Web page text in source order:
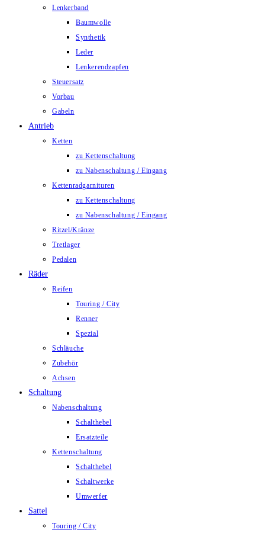
Lenkerband
Baumwolle
Synthetik
Leder
Lenkerendzapfen
Steuersatz
Vorbau
Gabeln
Antrieb
Ketten
zu Kettenschaltung
zu Nabenschaltung / Eingang
Kettenradgarnituren
zu Kettenschaltung
zu Nabenschaltung / Eingang
Ritzel/Kränze
Tretlager
Pedalen
Räder
Reifen
Touring / City
Renner
Spezial
Schläuche
Zubehör
Achsen
Schaltung
Nabenschaltung
Schalthebel
Ersatzteile
Kettenschaltung
Schalthebel
Schaltwerke
Umwerfer
Sattel
Touring / City